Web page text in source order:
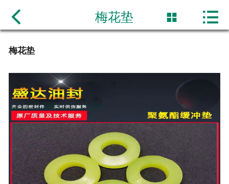
网站首页
新闻动态
产品规格价格表
联系我们
 梅花垫  
梅花垫